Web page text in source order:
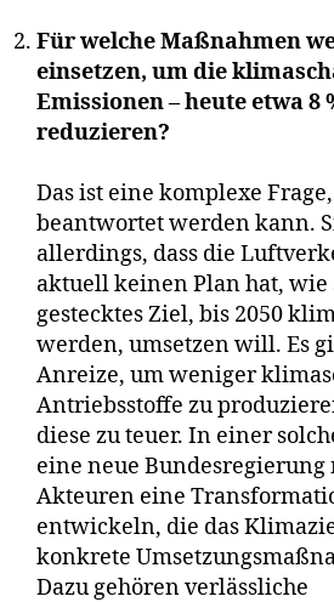
Für welche Maßnahmen
einsetzen, um die
Emissionen – heute etwa 8
reduzieren?
Das ist eine komplexe
beantwortet werden kann.
allerdings, dass die
aktuell keinen Plan hat, wie
gestecktes Ziel, bis 2050
werden, umsetzen will. Es
Anreize, um weniger
Antriebsstoffe zu
diese zu teuer. In einer
eine neue
Akteuren eine
entwickeln, die das
konkrete
Dazu gehören verlässliche